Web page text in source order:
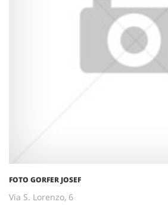
FOTO GORFER JOSEF
Via S. Lorenzo, 6